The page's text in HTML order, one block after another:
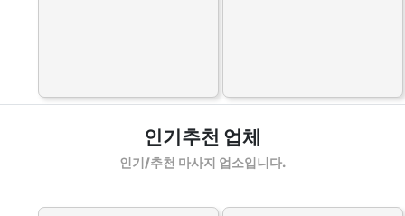
인기추천 업체
인기/추천 마사지 업소입니다.